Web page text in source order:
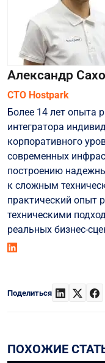
Александр
СТО Hostpark
Более 14 лет опыта
интегратора
корпоративного
современных
построению
к сложным
практический опыт
техническими
реальных бизнес-
Поделиться
ПОХОЖИЕ